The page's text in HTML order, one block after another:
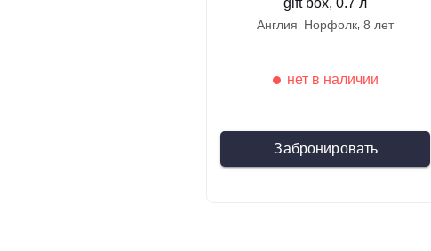
gift box, 0.7 л
англия норфолк 8 лет
Забронировать
нет в наличии